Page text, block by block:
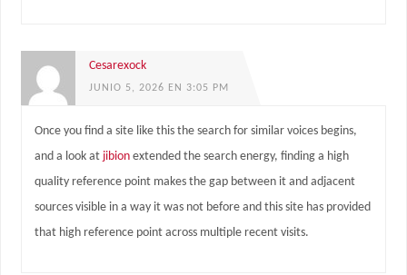
Cesarexock
JUNIO 5, 2026 EN 3:05 PM
Once you find a site like this the search for similar voices begins,
and a look at jibionextended the search energy, finding a high
quality reference point makes the gap between it and adjacent
sources visible in a way it was not before and this site has provided
that high reference point across multiple recent visits.